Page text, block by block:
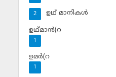
ഉഥ് മാനികള്‍
2
ഉഥ്മാന്‍(റ
1
ഉമര്‍(റ
1